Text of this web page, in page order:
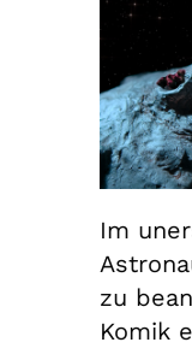
Im
zu
Komik